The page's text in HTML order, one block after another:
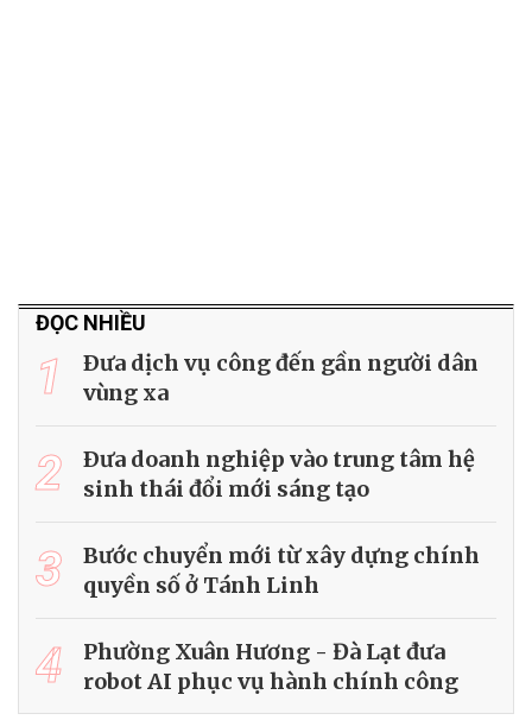
ĐỌC NHIỀU
1
Ðưa dịch vụ công đến gần người dân
vùng xa
2
Ðưa doanh nghiệp vào trung tâm hệ
sinh thái đổi mới sáng tạo
3
Bước chuyển mới từ xây dựng chính
quyền số ở Tánh Linh
4
Phường Xuân Hương - Đà Lạt đưa
robot AI phục vụ hành chính công